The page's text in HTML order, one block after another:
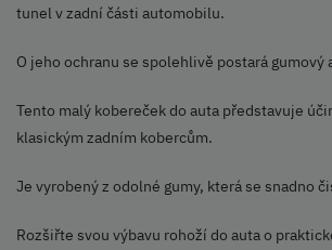
tunel v zadní části automobilu.
O jeho ochranu se spolehlivě postará gumový
Tento malý kobereček do auta představuje
klasickým zadním kobercům.
Je vyrobený z odolné gumy, která se snadno
Rozšiřte svou výbavu rohoží do auta o